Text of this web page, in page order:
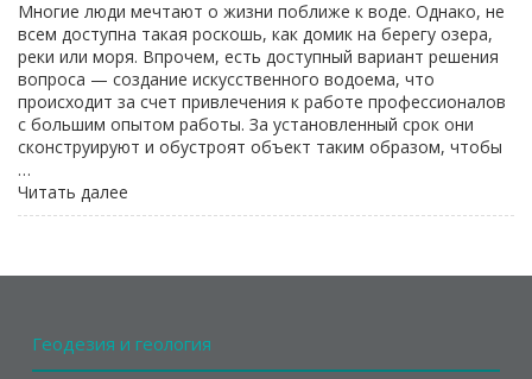
Многие люди мечтают о жизни поближе к воде. Однако, не
всем доступна такая роскошь, как домик на берегу озера,
реки или моря. Впрочем, есть доступный вариант решения
вопроса — создание искусственного водоема, что
происходит за счет привлечения к работе профессионалов
с большим опытом работы. За установленный срок они
сконструируют и обустроят объект таким образом, чтобы
…
Читать далее
водоемов»
Геодезия и геология